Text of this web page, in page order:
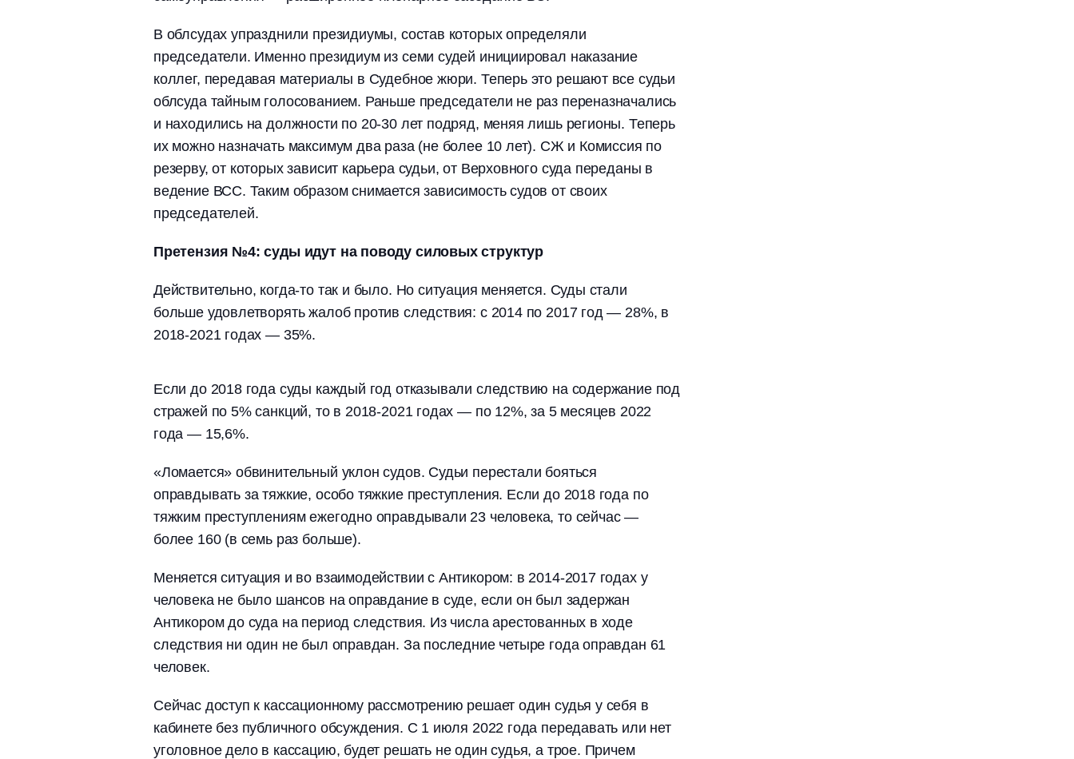
В облсудах упразднили президиумы, состав которых определяли
председатели. Именно президиум из семи судей инициировал наказание
коллег, передавая материалы в Судебное жюри. Теперь это решают все судьи
облсуда тайным голосованием. Раньше председатели не раз переназначались
и находились на должности по 20-30 лет подряд, меняя лишь регионы. Теперь
их можно назначать максимум два раза (не более 10 лет). СЖ и Комиссия по
резерву, от которых зависит карьера судьи, от Верховного суда переданы в
ведение ВСС. Таким образом снимается зависимость судов от своих
председателей.
Претензия №4: суды идут на поводу силовых структур
Действительно, когда-то так и было. Но ситуация меняется. Суды стали
больше удовлетворять жалоб против следствия: с 2014 по 2017 год ― 28%, в
2018-2021 годах ― 35%.
Если до 2018 года суды каждый год отказывали следствию на содержание под
стражей по 5% санкций, то в 2018-2021 годах ― по 12%, за 5 месяцев 2022
года ― 15,6%.
«Ломается» обвинительный уклон судов. Судьи перестали бояться
оправдывать за тяжкие, особо тяжкие преступления. Если до 2018 года по
тяжким преступлениям ежегодно оправдывали 23 человека, то сейчас ―
более 160 (в семь раз больше).
Меняется ситуация и во взаимодействии с Антикором: в 2014-2017 годах у
человека не было шансов на оправдание в суде, если он был задержан
Антикором до суда на период следствия. Из числа арестованных в ходе
следствия ни один не был оправдан. За последние четыре года оправдан 61
человек.
Сейчас доступ к кассационному рассмотрению решает один судья у себя в
кабинете без публичного обсуждения. С 1 июля 2022 года передавать или нет
уголовное дело в кассацию, будет решать не один судья, а трое. Причем